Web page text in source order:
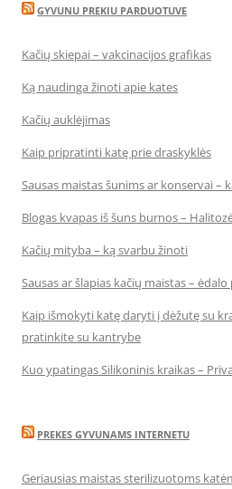
GYVUNU PREKIU PARDUOTUVE
Kačių skiepai – vakcinacijos grafikas
Ką naudinga žinoti apie kates
Kačių auklėjimas
Kaip pripratinti katę prie draskyklės
Sausas maistas šunims ar konservai –
Blogas kvapas iš šuns burnos –
Kačių mityba – ką svarbu žinoti
Sausas ar šlapias kačių maistas –
Kaip išmokyti katę daryti į dėžutę su
pratinkite su kantrybe
Kuo ypatingas Silikoninis kraikas –
PREKES GYVUNAMS INTERNETU
Geriausias maistas sterilizuotoms